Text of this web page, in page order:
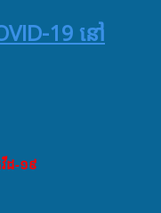
19 នៅ
ដ-១៩